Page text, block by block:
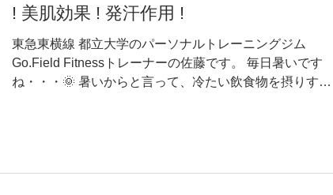
! 美肌効果 ! 発汗作用 !
東急東横線 都立大学のパーソナルトレーニングジム
Go.Field Fitnessトレーナーの佐藤です。 毎日暑いです
ね・・・🌞 暑いからと言って、冷たい飲食物を摂りすぎ